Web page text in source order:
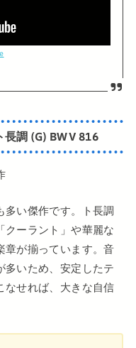
調 (G) BWV 816
い傑作です。ト長調
ーラント」や華麗な
章が揃っています。音
いため、安定したテ
なせれば、大きな自信